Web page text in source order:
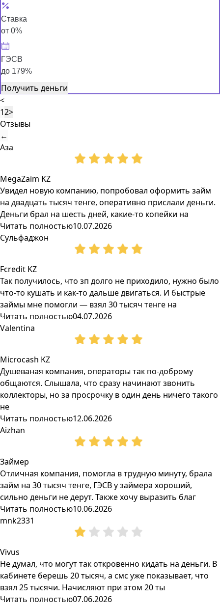
Ставка
от 0%
ГЭСВ
до 179%
Получить деньги
<
12>
Отзывы
←
Аза
MegaZaim KZ
Увидел новую компанию, попробовал оформить займ
на двадцать тысяч тенге, оперативно прислали деньги.
Деньги брал на шесть дней, какие-то копейки на
Читать полностью10.07.2026
Сульфаджон
Fcredit KZ
Так получилось, что зп долго не приходило, нужно было
что-то кушать и как-то дальше двигаться. И быстрые
займы мне помогли — взял 30 тысяч тенге на
Читать полностью04.07.2026
Valentina
Microcash KZ
Душеваная компания, операторы так по-доброму
общаются. Слышала, что сразу начинают звонить
коллекторы, но за просрочку в один день ничего такого
не
Читать полностью12.06.2026
Aizhan
Займер
Отличная компания, помогла в трудную минуту, брала
займ на 30 тысяч тенге, ГЭСВ у займера хороший,
сильно деньги не дерут. Также хочу выразить благ
Читать полностью10.06.2026
mnk2331
Vivus
Не думал, что могут так откровенно кидать на деньги. В
кабинете берешь 20 тысяч, а смс уже показывает, что
взял 25 тысячи. Начисляют при этом 20 ты
Читать полностью07.06.2026